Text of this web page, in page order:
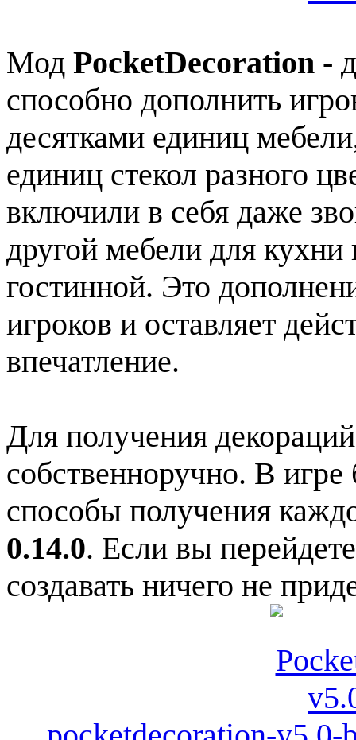
Мод PocketDecoration -
способно дополнить
десятками единиц
единиц стекол разного
включили в себя даже
другой мебели для кухни
гостинной. Это
игроков и оставляет
впечатление.
Для получения
собственноручно. В
способы получения
0.14.0. Если вы
создавать ничего не